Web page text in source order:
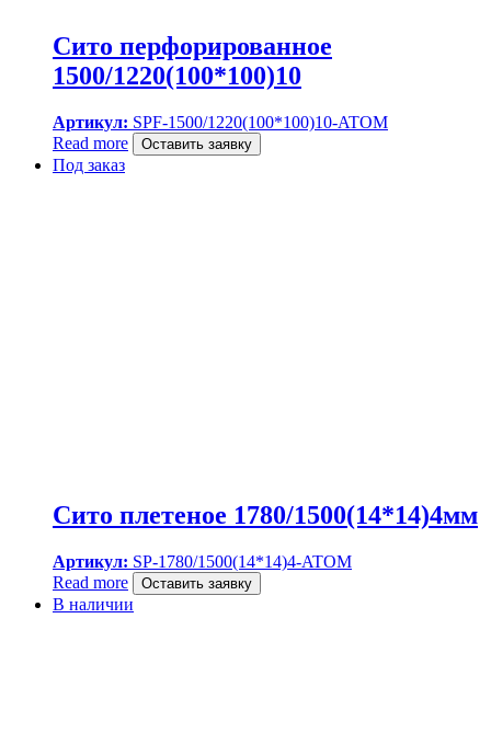
Сито перфорированное
1500/1220(100*100)10
Артикул: SPF-1500/1220(100*100)10-ATOM
Read more
Оставить заявку
Под заказ
Сито плетеное 1780/1500(14*14)4мм
Артикул: SP-1780/1500(14*14)4-ATOM
Read more
Оставить заявку
В наличии